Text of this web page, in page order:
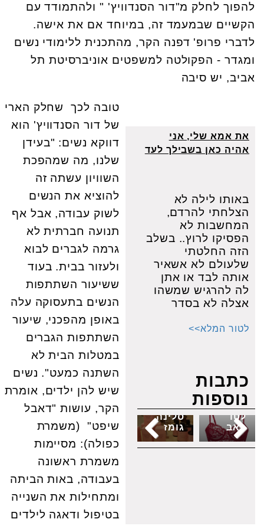
להפוך לחלק מ"דור הסנדוויץ' " ולהתמודד עם
הקשיים שבמעמד זה, במיוחד אם את אישה.
לדברי פרופ' דפנה הקר, מהתכנית ללימודי נשים
ומגדר - הפקולטה למשפטים אוניברסיטת תל
אביב, יש סיבה
את אמא שלי, אני
אהיה כאן בשבילך לעד
באותו לילה לא
הצלחתי להרדם,
המחשבות לא
הפסיקו לרוץ.. בשלב
הזה החלטתי
שלעולם לא אשאיר
אותה לבד או אתן
לה להרגיש שמשהו
אצלה לא בסדר
לטור המלא>>
כתבות
נוספות
מסע של
כך
תשמרי
איכות
שלך
בכל
בחיים
המוח
בלילה:
כך
את
למנוע
העוצמתי
ביותר
שלכם
מוצרי
הגנה
מהשמש,
סלינה
גומז
נגיעות
קטנות
לטו
באב
טובה לכך שחלק הארי
של דור הסנדוויץ' הוא
דווקא נשים: "בעידן
שלנו, מה שמהפכת
השוויון עשתה זה
להוציא את הנשים
לשוק עבודה, אבל אף
תנועה חברתית לא
גרמה לגברים לבוא
ולעזור בבית. בעוד
ששיעור השתתפות
הנשים בתעסוקה עלה
באופן מהפכני, שיעור
השתתפות הגברים
במטלות הבית לא
השתנה כמעט". נשים
שיש להן ילדים, אומרת
הקר, עושות "דאבל
שיפט" (משמרת
כפולה): מסיימות
משמרת ראשונה
בעבודה, באות הביתה
ומתחילות את השנייה
בטיפול ודאגה לילדים